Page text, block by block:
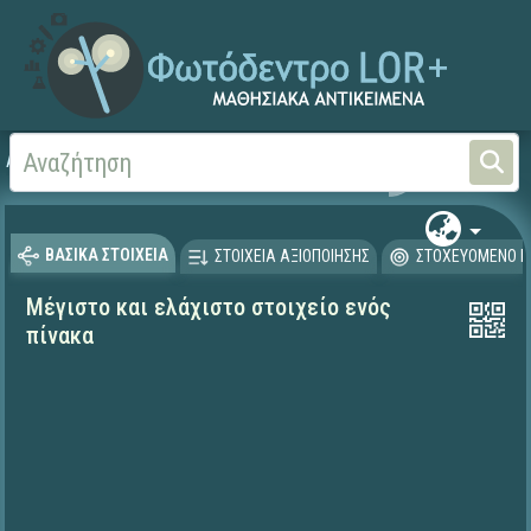
Αρχική
ΒΑΣΙΚΑ ΣΤΟΙΧΕΙΑ ΣΤΟΙΧΕΙΑ ΑΞΙΟΠΟΙΗΣΗΣ ΣΤΟΧΕΥΟΜΕΝΟ
Μέγιστο και ελάχιστο στοιχείο ενός
πίνακα